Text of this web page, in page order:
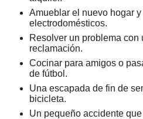
Amueblar el nuevo hogar
electrodomésticos.
Resolver un problema con
reclamación.
Cocinar para amigos o
de fútbol.
Una escapada de fin de
bicicleta.
Un pequeño accidente